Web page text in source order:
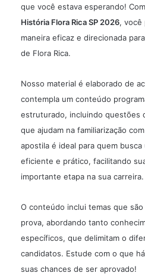
que você estava esperando!
História Flora Rica SP 2026, você
maneira eficaz e direcionada
de Flora Rica.
Nosso material é elaborado de
contempla um conteúdo
estruturado, incluindo questões
que ajudam na familiarização
apostila é ideal para quem
eficiente e prático, facilitando
importante etapa na sua carreira.
O conteúdo inclui temas que
prova, abordando tanto
específicos, que delimitam o
candidatos. Estude com o que
suas chances de ser aprovado!